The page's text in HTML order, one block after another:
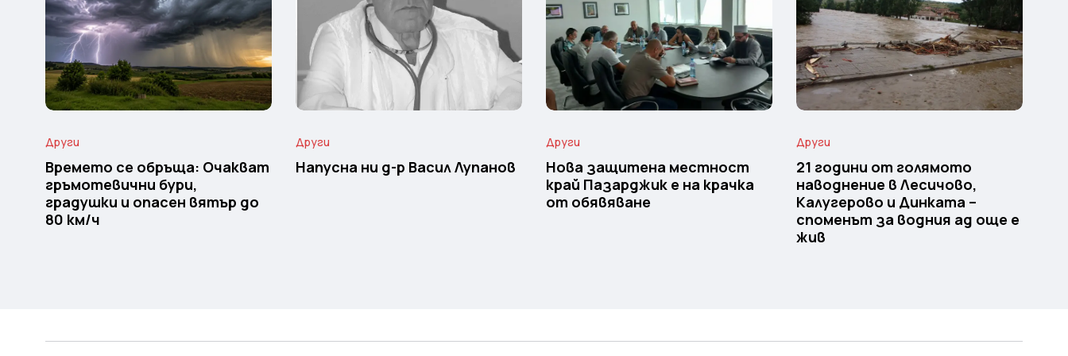
Други
Времето се обръща: Очакват
гръмотевични бури,
градушки и опасен вятър до
80 км/ч
Други
Напусна ни д-р Васил Лупанов
Други
Нова защитена местност
край Пазарджик е на крачка
от обявяване
Други
21 години от голямото
наводнение в Лесичово,
Калугерово и Динката –
споменът за водния ад още е
жив